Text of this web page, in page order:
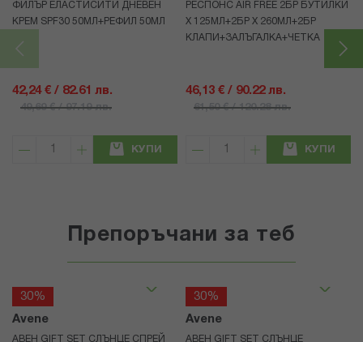
ФИЛЪР ЕЛАСТИСИТИ ДНЕВЕН
КРЕМ SPF30 50МЛ+РЕФИЛ 50МЛ
42,24 € / 82.61 лв.
49,69 € / 97.19 лв.
КУПИ
РЕСПОНС AIR FREE 2БР БУТИЛКИ
Х 125МЛ+2БР Х 260МЛ+2БР
КЛАПИ+ЗАЛЪГАЛКА+ЧЕТКА
46,13 € / 90.22 лв.
61,50 € / 120.28 лв.
КУПИ
Препоръчани за теб
30%
Avene
АВЕН GIFT SET СЛЪНЦЕ СПРЕЙ
30%
Avene
АВЕН GIFT SET СЛЪНЦЕ